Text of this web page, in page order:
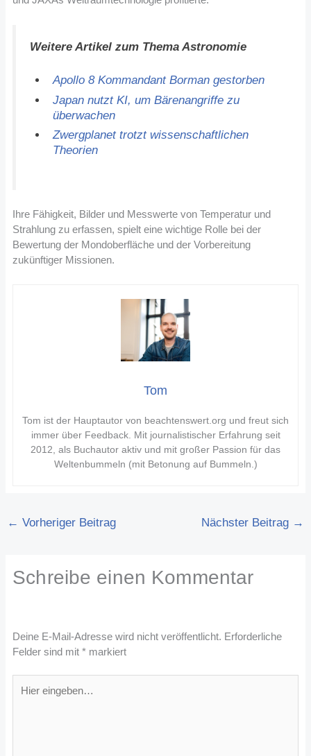
Weitere Artikel zum Thema Astronomie
Apollo 8 Kommandant Borman gestorben
Japan nutzt KI, um Bärenangriffe zu
überwachen
Zwergplanet trotzt wissenschaftlichen
Theorien
Ihre Fähigkeit, Bilder und Messwerte von Temperatur und
Strahlung zu erfassen, spielt eine wichtige Rolle bei der
Bewertung der Mondoberfläche und der Vorbereitung
zukünftiger Missionen​​.
Tom
Tom ist der Hauptautor von beachtenswert.org und freut sich
immer über Feedback. Mit journalistischer Erfahrung seit
2012, als Buchautor aktiv und mit großer Passion für das
Weltenbummeln (mit Betonung auf Bummeln.)
← Vorheriger Beitrag Nächster Beitrag →
Schreibe einen Kommentar
Deine E-Mail-Adresse wird nicht veröffentlicht. Erforderliche
Felder sind mit* markiert
Hier
eingeben…